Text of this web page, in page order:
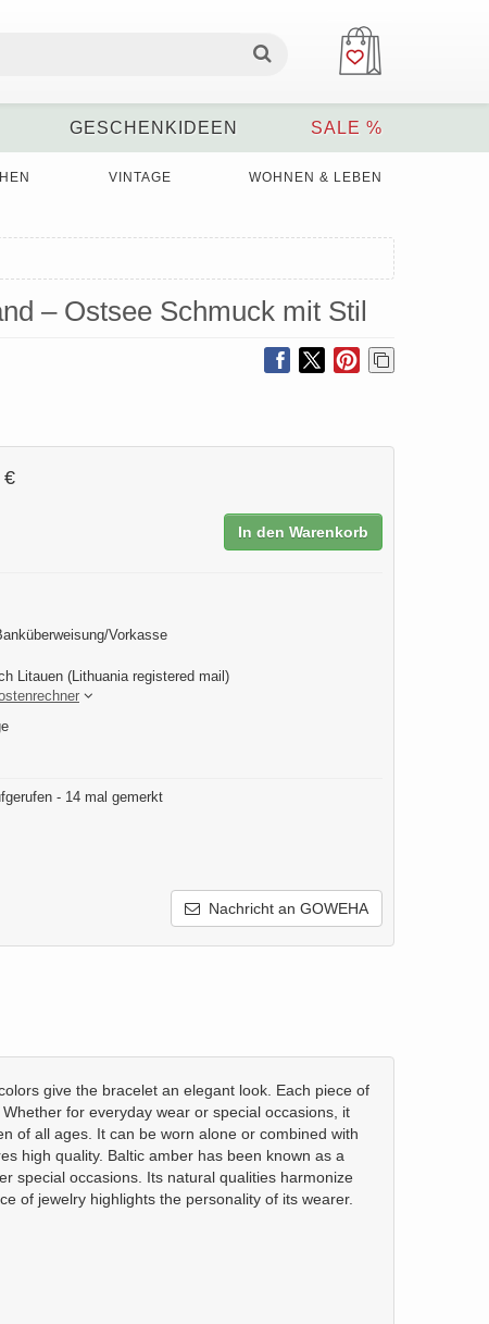
GESCHENKIDEEN SALE %
VINTAGE WOHNEN & LEBEN
– Ostsee Schmuck mit Stil
€
In den Warenkorb
Vorkasse
Litauen (Lithuania registered mail)
- 14 mal gemerkt
Nachricht an GOWEHA
give the bracelet an elegant look. Each piece of
for everyday wear or special occasions, it
of all ages. It can be worn alone or combined with
high quality. Baltic amber has been known as a
special occasions. Its natural qualities harmonize
of jewelry highlights the personality of its wearer.